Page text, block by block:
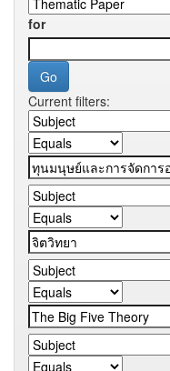
for
Current filters: